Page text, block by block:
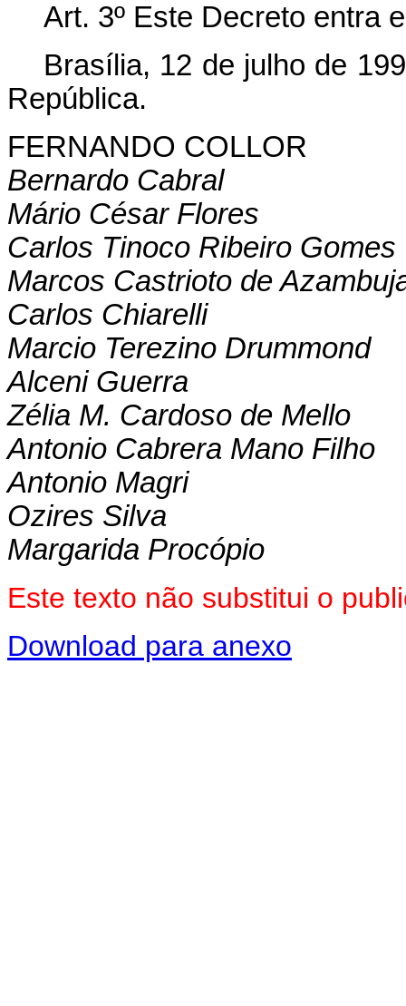
Art. 3º Este Decreto entra
Brasília, 12 de julho de
República.
FERNANDO COLLOR
Bernardo Cabral
Mário César Flores
Carlos Tinoco Ribeiro Gomes
Marcos Castrioto de
Carlos Chiarelli
Marcio Terezino Drummond
Alceni Guerra
Zélia M. Cardoso de Mello
Antonio Cabrera Mano Filho
Antonio Magri
Ozires Silva
Margarida Procópio
Este texto não substitui o
Download para anexo